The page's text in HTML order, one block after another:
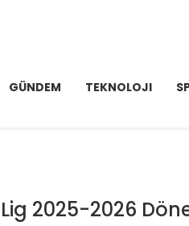
GÜNDEM TEKNOLOJI
2025-2026